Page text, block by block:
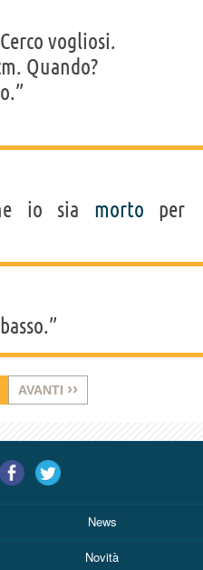
vogliosi.
Quando?
io sia morto per
AVANTI ››
News
Novità